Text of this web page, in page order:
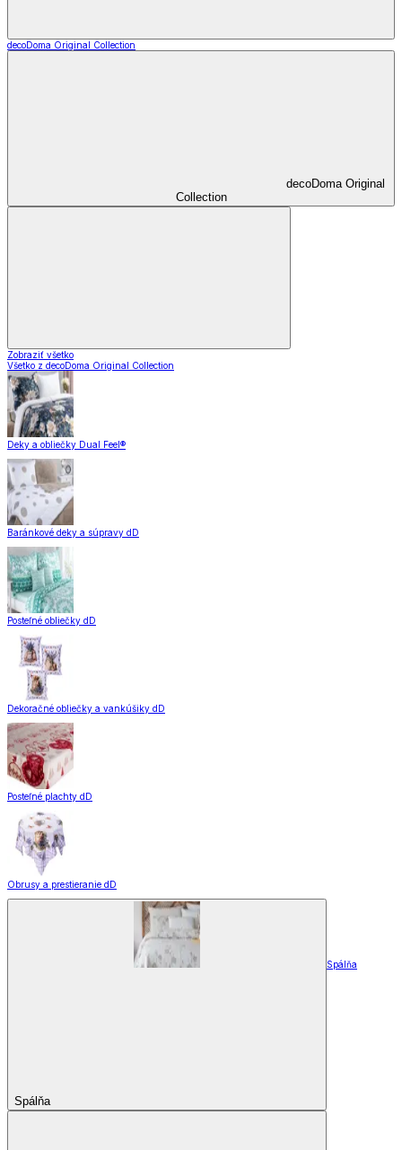
decoDoma Original Collection
decoDoma Original
Collection
Zobraziť všetko
Všetko z decoDoma Original Collection
Deky a obliečky Dual Feel®
Baránkové deky a súpravy dD
Posteľné obliečky dD
Dekoračné obliečky a vankúšiky dD
Posteľné plachty dD
Obrusy a prestieranie dD
Spálňa
Spálňa